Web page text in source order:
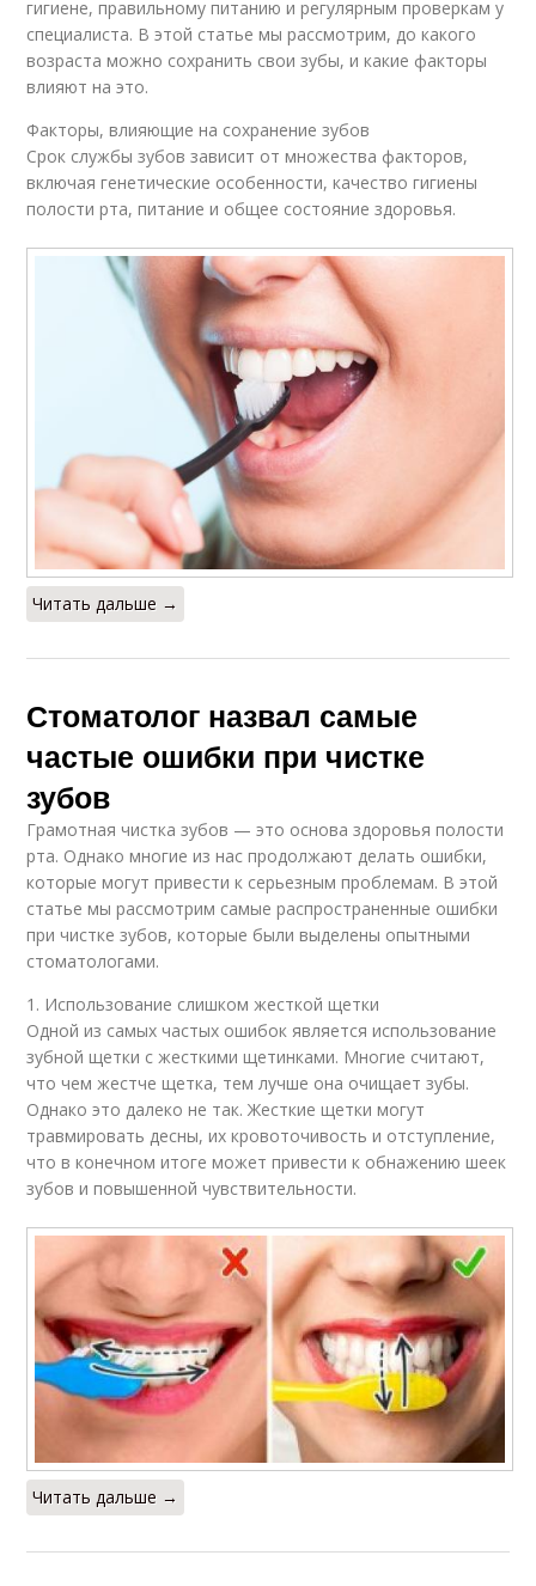
гигиене, правильному питанию и регулярным проверкам у
специалиста. В этой статье мы рассмотрим, до какого
возраста можно сохранить свои зубы, и какие факторы
влияют на это.
Факторы, влияющие на сохранение зубов
Срок службы зубов зависит от множества факторов,
включая генетические особенности, качество гигиены
полости рта, питание и общее состояние здоровья.
Читать дальше →
Стоматолог назвал самые
частые ошибки при чистке
зубов
Грамотная чистка зубов — это основа здоровья полости
рта. Однако многие из нас продолжают делать ошибки,
которые могут привести к серьезным проблемам. В этой
статье мы рассмотрим самые распространенные ошибки
при чистке зубов, которые были выделены опытными
стоматологами.
1. Использование слишком жесткой щетки
Одной из самых частых ошибок является использование
зубной щетки с жесткими щетинками. Многие считают,
что чем жестче щетка, тем лучше она очищает зубы.
Однако это далеко не так. Жесткие щетки могут
травмировать десны, их кровоточивость и отступление,
что в конечном итоге может привести к обнажению шеек
зубов и повышенной чувствительности.
Читать дальше →